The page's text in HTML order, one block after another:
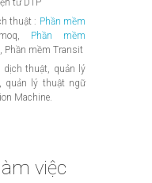
tử DTP
thuật : Phần mềm
Phần mềm
Phần mềm Transit
dịch thuật, quản lý
quản lý thuật ngữ
Machine.
việc